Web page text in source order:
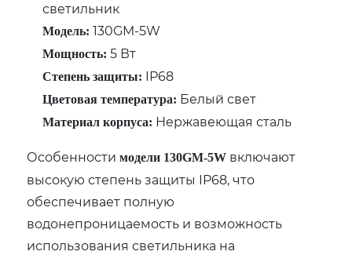
светильник
Модель: 130GM-5W
Мощность: 5 Вт
Степень защиты: IP68
Цветовая температура: Белый свет
Материал корпуса: Нержавеющая сталь
Особенностимодели 130GM-5W включают
высокую степень защиты IP68, что
обеспечивает полную
водонепроницаемость и возможность
использования светильника на